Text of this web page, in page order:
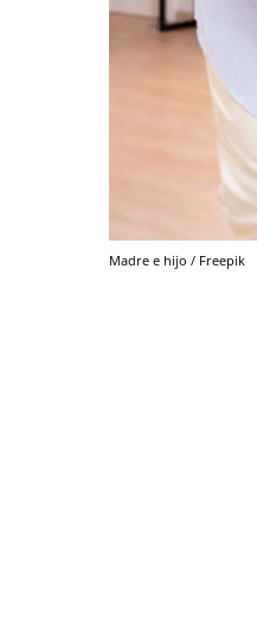
Madre e hijo / Freepik